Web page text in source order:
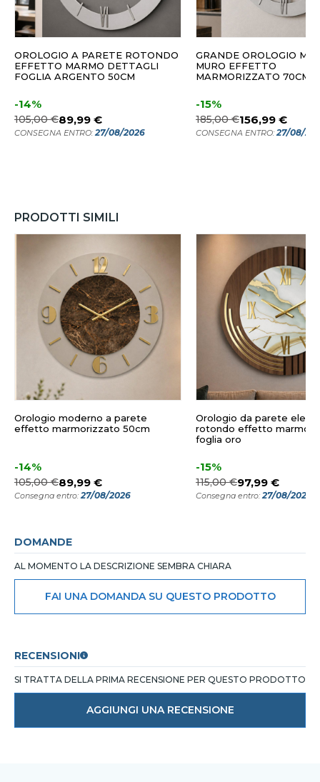
OROLOGIO A PARETE ROTONDO
EFFETTO MARMO DETTAGLI
FOGLIA ARGENTO 50CM
-14%
105,00 €89,99 €
CONSEGNA ENTRO:27/08/2026
GRANDE OROLOGIO
MURO EFFETTO
MARMORIZZATO 70CM
-15%
185,00 €156,99 €
CONSEGNA ENTRO:27/08/
PRODOTTI SIMILI
Orologio moderno a parete
effetto marmorizzato 50cm
-14%
105,00 €89,99 €
Consegna entro:27/08/2026
Orologio da parete
rotondo effetto marmo
foglia oro
-15%
115,00 €97,99 €
Consegna entro:27/08/2026
DOMANDE
AL MOMENTO LA DESCRIZIONE SEMBRA CHIARA
FAI UNA DOMANDA SU QUESTO PRODOTTO
RECENSIONI
SI TRATTA DELLA PRIMA RECENSIONE PER QUESTO PRODOTTO
AGGIUNGI UNA RECENSIONE